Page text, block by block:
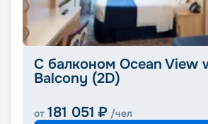
С балконом Ocean View
Balcony (2D)
от 181 051 ₽ /чел